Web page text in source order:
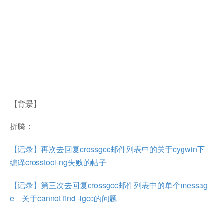
【背景】
折腾：
【记录】再次去回复crossgcc邮件列表中的关于cygwin下
编译crosstool-ng失败的帖子
【记录】第三次去回复crossgcc邮件列表中的单个messag
e：关于cannot find -lgcc的问题